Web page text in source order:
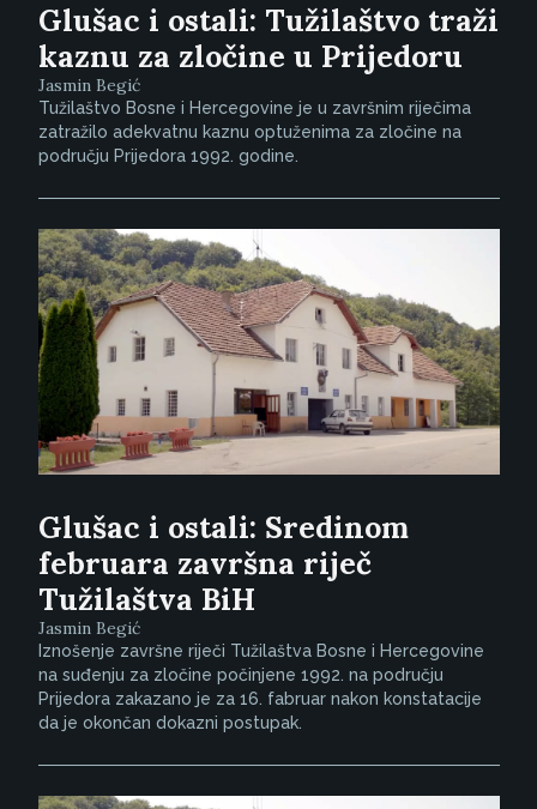
Glušac i ostali: Tužilaštvo traži
kaznu za zločine u Prijedoru
Jasmin Begić
Tužilaštvo Bosne i Hercegovine je u završnim riječima
zatražilo adekvatnu kaznu optuženima za zločine na
području Prijedora 1992. godine.
Glušac i ostali: Sredinom
februara završna riječ
Tužilaštva BiH
Jasmin Begić
Iznošenje završne riječi Tužilaštva Bosne i Hercegovine
na suđenju za zločine počinjene 1992. na području
Prijedora zakazano je za 16. fabruar nakon konstatacije
da je okončan dokazni postupak.